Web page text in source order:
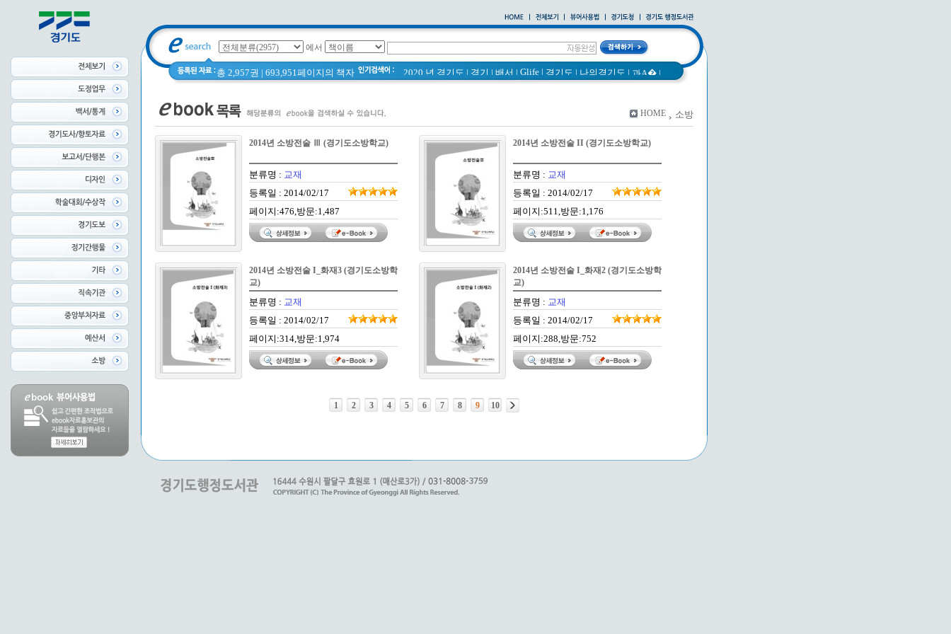
에서
총 2,957권 | 693,951페이지의 책자 2020 년 경기도 | 경기 | 배서 | Glife | 경기도 | 나의경기도 | 과A� |
바른공동주택관리 매뉴얼|통계연보|경기도 바로알기|
공동주택|국토의 계획 및 이용에 관한 법률_질의 회신 사례집
의회소식 81호|2020|다문화가족 소식지
HOME 소방
2014년 소방전술 Ⅲ (경기도소방학교)
분류명 : 교재
등록일 : 2014/02/17
페이지:476,방문:1,487
2014년 소방전술 II (경기도소방학교)
분류명 : 교재
등록일 : 2014/02/17
페이지:511,방문:1,176
2014년 소방전술 I_화재3 (경기도소방학
교)
분류명 : 교재
등록일 : 2014/02/17
페이지:314,방문:1,974
2014년 소방전술 I_화재2 (경기도소방학
교)
분류명 : 교재
등록일 : 2014/02/17
페이지:288,방문:752
1 2 3 4 5 6 7 8 9 10